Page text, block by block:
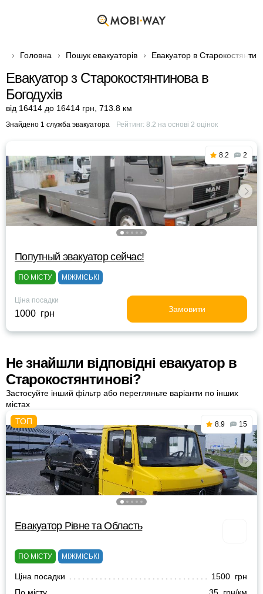
Головна Пошук евакуаторів Евакуатор в
Евакуатор з Старокостянтинова в
Богодухів
від 16414 до 16414 грн 713.8 км
Знайдено 1 служба эвакуатора Рейтинг: 8.2 на основі 2 оцінок
8.2 2
Попутный эвакуатор сейчас!
ПО МІСТУ МІЖМІСЬКІ
Ціна посадки
1000 грн Замовити
Не знайшли відповідні евакуатор в
Старокостянтинові?
Застосуйте інший фільтр або перегляньте варіанти по інших
містах
8.9 15
Евакуатор Рівне та Область
ПО МІСТУ МІЖМІСЬКІ
Ціна посадки
1500 грн